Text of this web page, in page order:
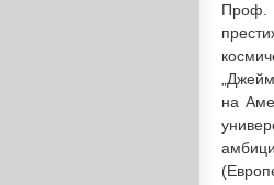
Проф.
на